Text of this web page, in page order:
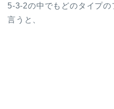
5-3-2の中でもどのタイプ
言うと、